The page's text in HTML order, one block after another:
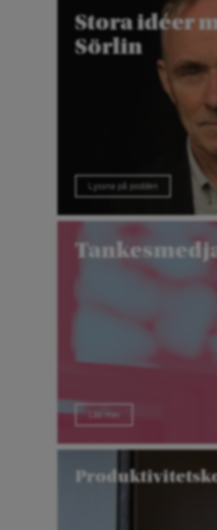
Stora idéer
Sörlin
Lyssna på podden